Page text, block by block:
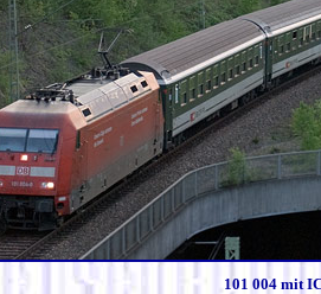
101 004 mit